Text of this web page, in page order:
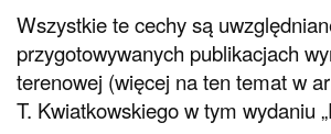
Wszystkie te cechy są
przygotowywanych publikacjach
terenowej (więcej na ten temat w
T. Kwiatkowskiego w tym wydaniu